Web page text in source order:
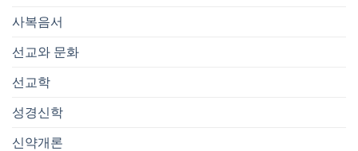
사복음서
선교와 문화
선교학
성경신학
신약개론